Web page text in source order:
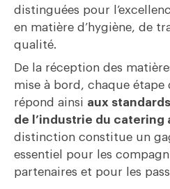
distinguées pour
en matière d’hygiène, de
qualité.
De la réception des
mise à bord, chaque
répond ainsi aux
de l’industrie du catering
distinction constitue un
essentiel pour les
partenaires et pour les